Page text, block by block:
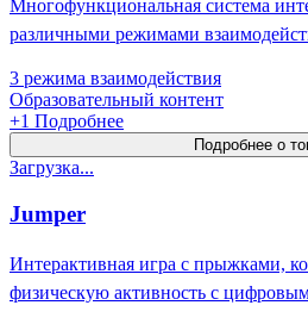
Многофункциональная система
различными режимами
3 режима взаимодействия
Образовательный контент
+1 Подробнее
Подробнее о
Загрузка...
Jumper
Интерактивная игра с прыжками,
физическую активность с